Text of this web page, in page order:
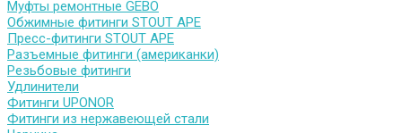
Муфты ремонтные GEBO
Обжимные фитинги STOUT APE
Пресс-фитинги STOUT APE
Разъемные фитинги (американки)
Резьбовые фитинги
Удлинители
Фитинги UPONOR
Фитинги из нержавеющей стали